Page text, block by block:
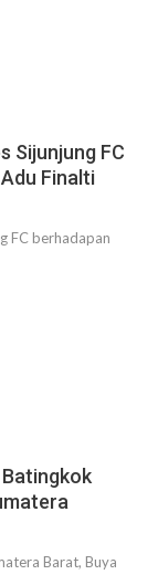
Sijunjung FC
Finalti
FC berhadapan
Barat, Buya